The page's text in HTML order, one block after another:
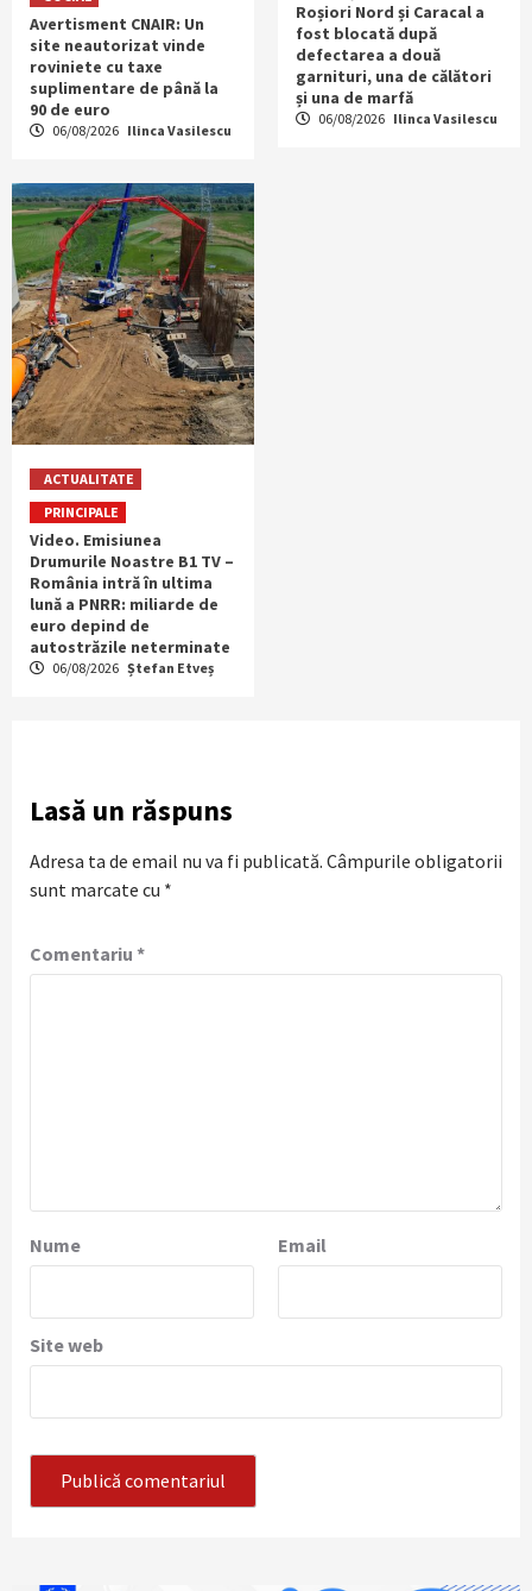
Avertisment CNAIR: Un
site neautorizat vinde
roviniete cu taxe
suplimentare de până la
90 de euro
06/08/2026 Ilinca Vasilescu
Roșiori Nord și Caracal a
fost blocată după
defectarea a două
garnituri, una de călători
și una de marfă
06/08/2026 Ilinca Vasilescu
ACTUALITATE
PRINCIPALE
Video. Emisiunea
Drumurile Noastre B1 TV –
România intră în ultima
lună a PNRR: miliarde de
euro depind de
autostrăzile neterminate
06/08/2026 Ștefan Etveș
Lasă un răspuns
Adresa ta de email nu va fi publicată. Câmpurile obligatorii
sunt marcate cu *
Comentariu *
Nume Email
Site web